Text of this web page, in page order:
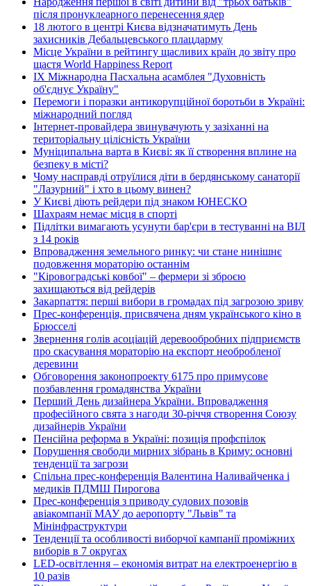
після пронуклеарного перенесення ядер
18 лютого в центрі Києва відзначатимуть День
захисників Дебальцевського плацдарму
Місце України в рейтингу щасливих країн до звіту про
щастя World Happiness Report
ІХ Міжнародна Пасхальна асамблея "Духовність
об'єднує Україну"
Перемоги і поразки антикорупційної боротьби в Україні:
міжнародний погляд
Інтернет-провайдера звинувачують у зазіханні на
територіальну цілісність України
Муніципальна варта в Києві: як її створення вплине на
безпеку в місті?
Чому насправді отруїлися діти в бердянському санаторії
"Лазурний" і хто в цьому винен?
У Києві діють рейдери під знаком ЮНЕСКО
Шахраям немає місця в спорті
Підлітки вимагають усунути бар'єри в тестуванні на ВІЛ
з 14 років
Впровадження земельного ринку: чи стане нинішнє
подовження мораторію останнім
"Кіровоградські ковбої" – фермери зі зброєю
захищаються від рейдерів
Закарпаття: перші вибори в громадах під загрозою зриву
Прес-конференція, присвячена дням українського кіно в
Брюсселі
Звернення голів асоціацій деревообробних підприємств
про скасування мораторію на експорт необробленої
деревини
Обговорення законопроекту 6175 про примусове
позбавлення громадянства України
Перший День дизайнера України. Впровадження
професійного свята з нагоди 30-річчя створення Союзу
дизайнерів України
Пенсійна реформа в Україні: позиція профспілок
Порушення свободи мирних зібрань в Криму: основні
тенденції та загрози
Спільна прес-конференція Валентина Наливайченка і
медиків ПДМШ Пирогова
Прес-конференція з приводу судових позовів
авіакомпанії МАУ до аеропорту "Львів" та
Мінінфраструктури
Тенденції та особливості виборчої кампанії проміжних
виборів в 7 округах
LED-освітлення – економія витрат на електроенергію в
10 разів